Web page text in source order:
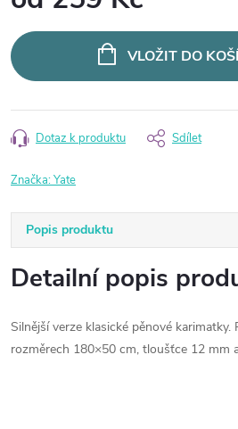
cena:
VLOŽIT DO
Dotaz k produktu Sdílet
Značka:Yate
Popis produktu
Detailní popis
Silnější verze klasické pěnové karimatky.
rozměrech 180×50 cm, tloušťce 12 mm